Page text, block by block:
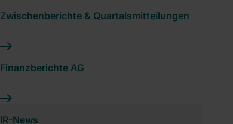
Zwischenberichte & Quartalsmitteilungen
Finanzberichte AG
IR-News